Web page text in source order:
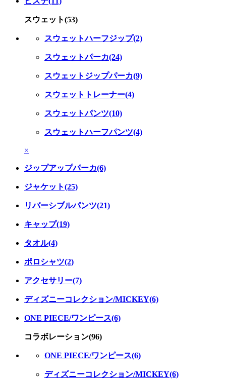
スウェット(53)
スウェットハーフジップ(2)
スウェットパーカ(24)
スウェットジップパーカ(9)
スウェットトレーナー(4)
スウェットパンツ(10)
スウェットハーフパンツ(4)
×
ジップアップパーカ(6)
ジャケット(25)
リバーシブルパンツ(21)
キャップ(19)
タオル(4)
ポロシャツ(2)
アクセサリー(7)
ディズニーコレクション/MICKEY(6)
ONE PIECE/ワンピース(6)
コラボレーション(96)
ONE PIECE/ワンピース(6)
ディズニーコレクション/MICKEY(6)